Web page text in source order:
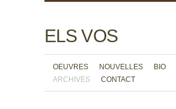
ELS VOS
OEUVRES NOUVELLES BIO
ARCHIVES
CONTACT